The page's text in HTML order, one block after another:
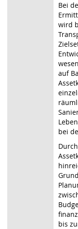
Bei
wird
auf
bei
bis